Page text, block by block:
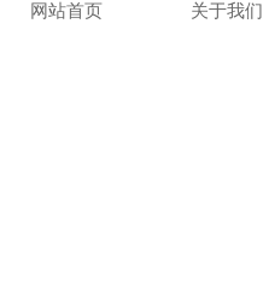
网站首页 关于我们